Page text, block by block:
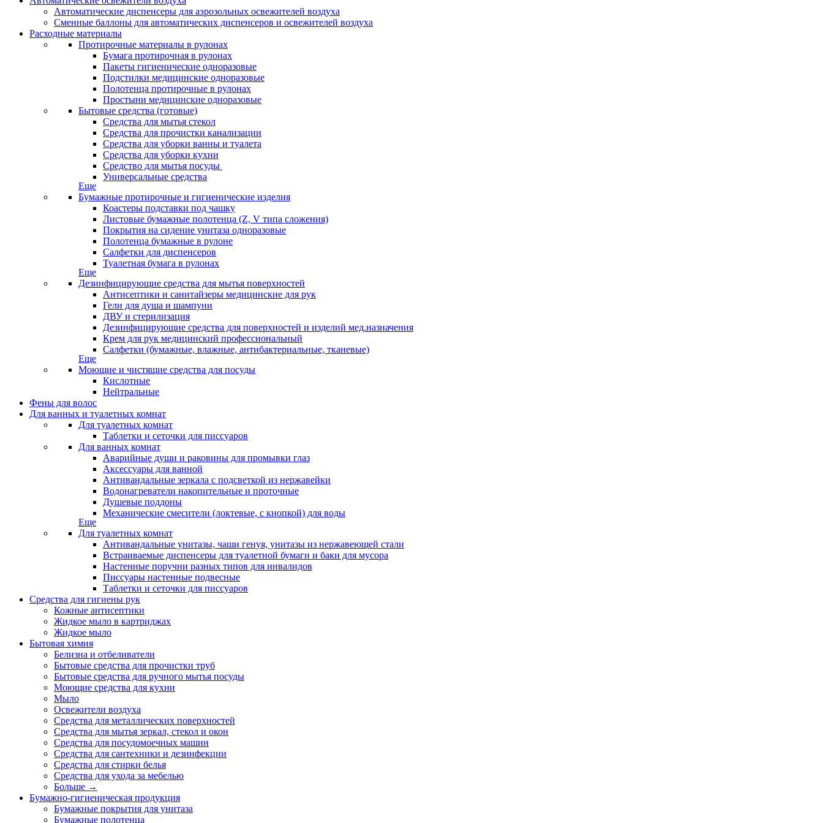
Автоматические диспенсеры для аэрозольных освежителей воздуха
Сменные баллоны для автоматических диспенсеров и освежителей воздуха
Расходные материалы
Протирочные материалы в рулонах
Бумага протирочная в рулонах
Пакеты гигиенические одноразовые
Подстилки медицинские одноразовые
Полотенца протирочные в рулонах
Простыни медицинские одноразовые
Бытовые средства (готовые)
Средства для мытья стекол
Средства для прочистки канализации
Средства для уборки ванны и туалета
Средства для уборки кухни
Средство для мытья посуды
Универсальные средства
Еще
Бумажные протирочные и гигиенические изделия
Коастеры подставки под чашку
Листовые бумажные полотенца (Z, V типа сложения)
Покрытия на сидение унитаза одноразовые
Полотенца бумажные в рулоне
Салфетки для диспенсеров
Туалетная бумага в рулонах
Еще
Дезинфицирующие средства для мытья поверхностей
Антисептики и санитайзеры медицинские для рук
Гели для душа и шампуни
ДВУ и стерилизация
Дезинфицирующие средства для поверхностей и изделий мед.назначения
Крем для рук медицинский профессиональный
Салфетки (бумажные, влажные, антибактериальные, тканевые)
Еще
Моющие и чистящие средства для посуды
Кислотные
Нейтральные
Фены для волос
Для ванных и туалетных комнат
Для туалетных комнат
Таблетки и сеточки для писсуаров
Для ванных комнат
Аварийные души и раковины для промывки глаз
Аксессуары для ванной
Антивандальные зеркала с подсветкой из нержавейки
Водонагреватели накопительные и проточные
Душевые поддоны
Механические смесители (локтевые, с кнопкой) для воды
Еще
Для туалетных комнат
Антивандальные унитазы, чаши генуя, унитазы из нержавеющей стали
Встраиваемые диспенсеры для туалетной бумаги и баки для мусора
Настенные поручни разных типов для инвалидов
Писсуары настенные подвесные
Таблетки и сеточки для писсуаров
Средства для гигиены рук
Кожные антисептики
Жидкое мыло в картриджах
Жидкое мыло
Бытовая химия
Белизна и отбеливатели
Бытовые средства для прочистки труб
Бытовые средства для ручного мытья посуды
Моющие средства для кухни
Мыло
Освежители воздуха
Средства для металлических поверхностей
Средства для мытья зеркал, стекол и окон
Средства для посудомоечных машин
Средства для сантехники и дезинфекции
Средства для стирки белья
Средства для ухода за мебелью
Больше →
Бумажно-гигиеническая продукция
Бумажные покрытия для унитаза
Бумажные полотенца